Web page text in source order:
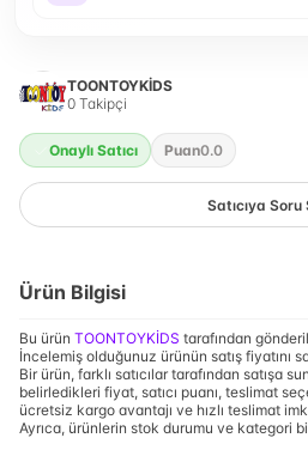
TOONTOYKİDS
0 Takipçi
Onaylı Satıcı Puan0.0
Satıcıya Soru
Ürün Bilgisi
Bu ürün TOONTOYKİDS tarafından
İncelemiş olduğunuz ürünün satış fiyatını
Bir ürün, farklı satıcılar tarafından satışa
belirledikleri fiyat, satıcı puanı, teslimat
ücretsiz kargo avantajı ve hızlı teslimat
Ayrıca, ürünlerin stok durumu ve kategori